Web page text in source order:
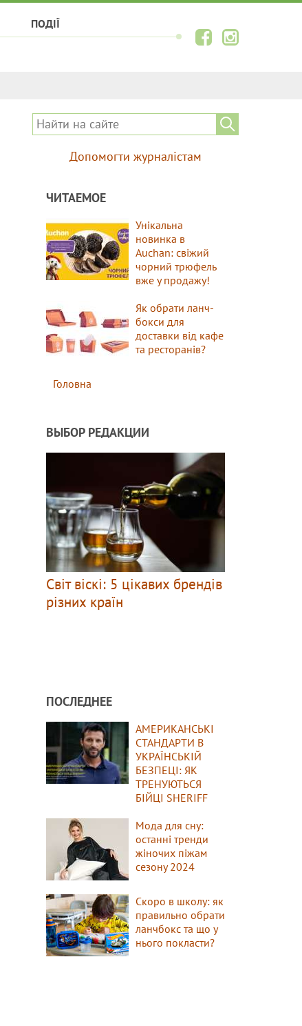
ПОДІЇ
Допомогти журналістам
ЧИТАЕМОЕ
Унікальна
новинка в
Auchan: свіжий
чорний трюфель
вже у продажу!
Як обрати ланч-
бокси для
доставки від кафе
та ресторанів?
Головна
ВЫБОР РЕДАКЦИИ
Світ віскі: 5 цікавих брендів
різних країн
ПОСЛЕДНЕЕ
АМЕРИКАНСЬКІ
СТАНДАРТИ В
УКРАЇНСЬКІЙ
БЕЗПЕЦІ: ЯК
ТРЕНУЮТЬСЯ
БІЙЦІ SHERIFF
Мода для сну:
останні тренди
жіночих піжам
сезону 2024
Скоро в школу: як
правильно обрати
ланчбокс та що у
нього покласти?